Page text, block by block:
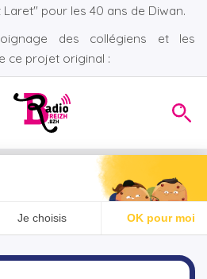
pour les 40 ans de Diwan.
des collégiens et les
ce projet original :